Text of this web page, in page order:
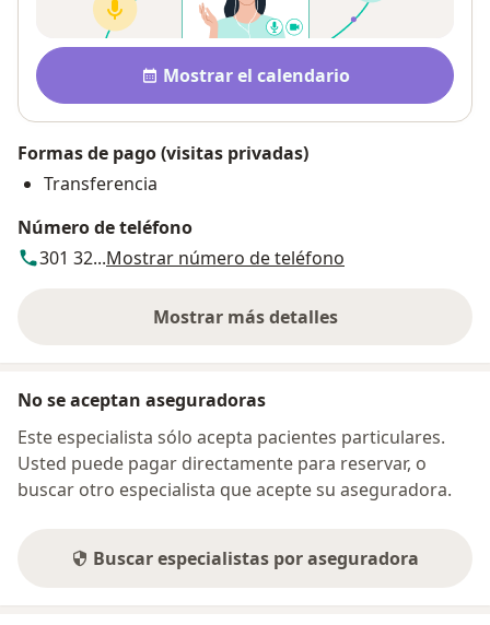
Disponibilidad
Mostrar el calendario
Formas de pago (visitas privadas)
Transferencia
Número de teléfono
301 32...Mostrar número de teléfono
Mostrar más detalles
sobre la dirección
No se aceptan aseguradoras
Este especialista sólo acepta pacientes particulares.
Usted puede pagar directamente para reservar, o
buscar otro especialista que acepte su aseguradora.
Buscar especialistas por aseguradora